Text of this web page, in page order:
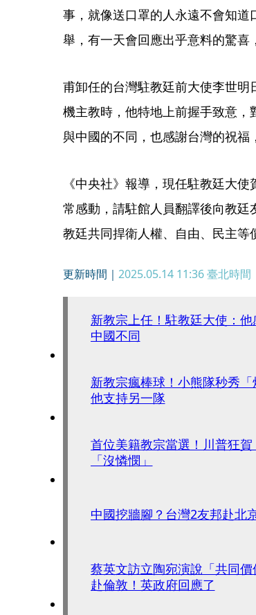
事，就像送口罩的人永遠不會知
舉，有一天會回應出乎意料的驚喜
甫卸任的台灣駐教廷前大使李世
機主教時，他特地上前握手致意
與中國的不同，也感謝台灣的祝福
《中央社》報導，現任駐教廷大
常感動，請駐館人員翻譯後向教
教廷共同捍衛人權、自由、民主等
更新時間｜ 2025.05.14 11:36臺北時間
新教宗上任！駐教廷大使：
中國不同
新教宗瘋棒球！小熊隊秒秀
他支持另一隊
首位美籍教宗當選！川普狂
「沒憐憫」
中國挖牆腳？台灣2友邦赴
蔡英文訪立陶宛演說「共同
赴倫敦！英政府回應了